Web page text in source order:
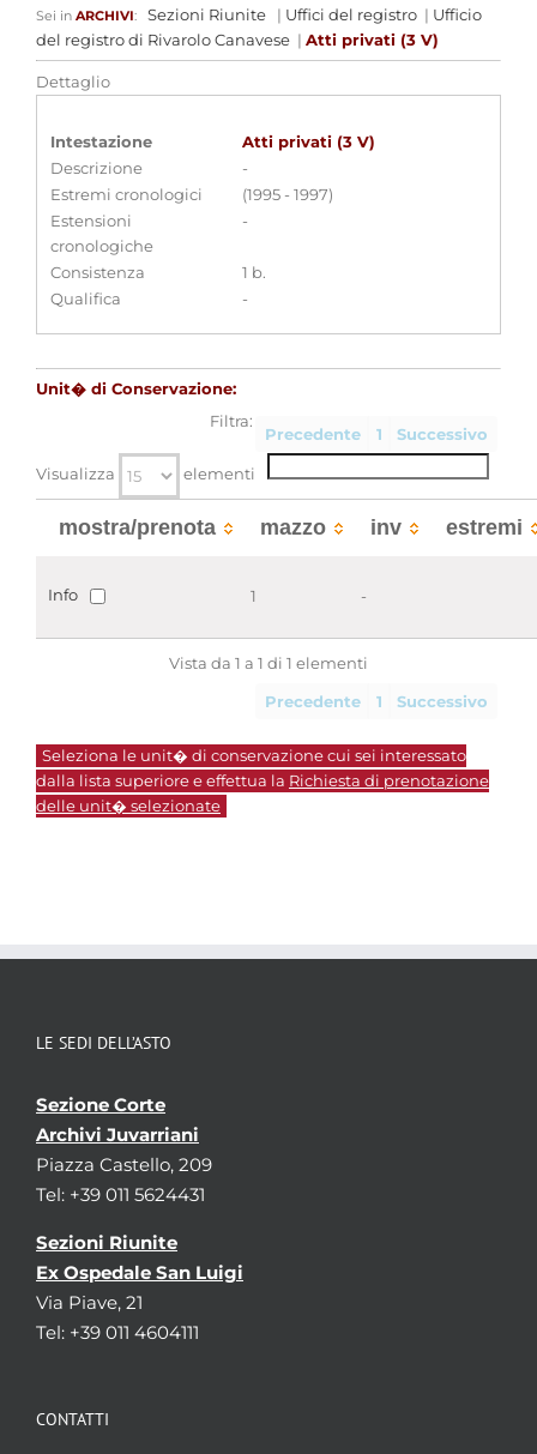
Sei in ARCHIVI: Sezioni Riunite | Uffici del registro | Ufficio
del registro di Rivarolo Canavese | Atti privati (3 V)
Dettaglio
Intestazione
Atti privati (3 V)
Descrizione
-
Estremi cronologici
(1995 - 1997)
Estensioni
cronologiche
-
Consistenza
1 b.
Qualifica
-
Unit� di Conservazione:
Precedente 1 Successivo
Visualizza elementi
Filtra:
mostra/prenota mazzo inv estremi
Info 1 -
Vista da 1 a 1 di 1 elementi
Precedente 1 Successivo
Seleziona le unit� di conservazione cui sei interessato
dalla lista superiore e effettua la Richiesta di prenotazione
delle unit� selezionate
LE SEDI DELL’ASTO
Sezione Corte
Archivi Juvarriani
Piazza Castello, 209
Tel: +39 011 5624431
Sezioni Riunite
Ex Ospedale San Luigi
Via Piave, 21
Tel: +39 011 4604111
CONTATTI